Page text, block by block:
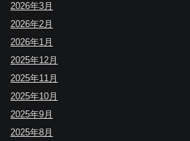
2026年3月
2026年2月
2026年1月
2025年12月
2025年11月
2025年10月
2025年9月
2025年8月